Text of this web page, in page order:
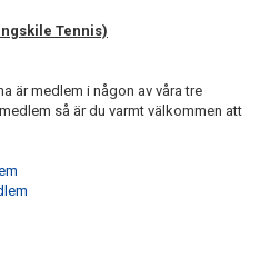
Tennis)
är medlem i någon av våra tre
så är du varmt välkommen att